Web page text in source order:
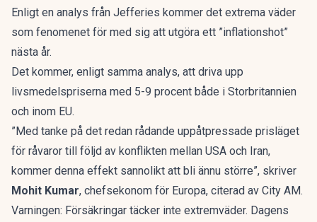
Enligt en analys från Jefferies kommer det extrema väder
som fenomenet för med sig att utgöra ett ”inflationshot”
nästa år.
Det kommer, enligt samma analys, att driva upp
livsmedelspriserna med 5-9 procent både i Storbritannien
och inom EU.
”Med tanke på det redan rådande uppåtpressade prisläget
för råvaror till följd av konflikten mellan USA och Iran,
kommer denna effekt sannolikt att bli ännu större”, skriver
Mohit Kumar, chefsekonom för Europa, citerad av City AM.
Varningen: Försäkringar täcker inte extremväder. Dagens